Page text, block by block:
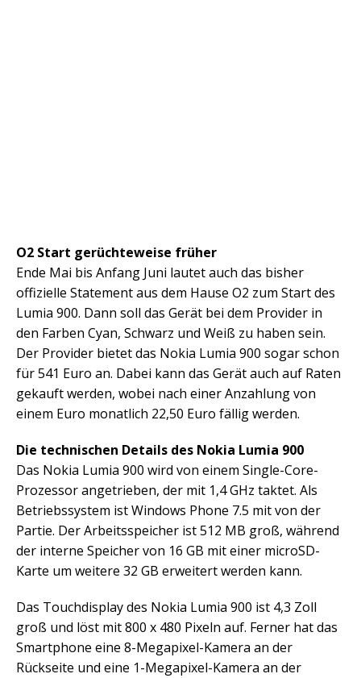
O2 Start gerüchteweise früher
Ende Mai bis Anfang Juni lautet auch das bisher
offizielle Statement aus dem Hause O2 zum Start des
Lumia 900. Dann soll das Gerät bei dem Provider in
den Farben Cyan, Schwarz und Weiß zu haben sein.
Der Provider bietet das Nokia Lumia 900 sogar schon
für 541 Euro an. Dabei kann das Gerät auch auf Raten
gekauft werden, wobei nach einer Anzahlung von
einem Euro monatlich 22,50 Euro fällig werden.
Die technischen Details des Nokia Lumia 900
Das Nokia Lumia 900 wird von einem Single-Core-
Prozessor angetrieben, der mit 1,4 GHz taktet. Als
Betriebssystem ist Windows Phone 7.5 mit von der
Partie. Der Arbeitsspeicher ist 512 MB groß, während
der interne Speicher von 16 GB mit einer microSD-
Karte um weitere 32 GB erweitert werden kann.
Das Touchdisplay des Nokia Lumia 900 ist 4,3 Zoll
groß und löst mit 800 x 480 Pixeln auf. Ferner hat das
Smartphone eine 8-Megapixel-Kamera an der
Rückseite und eine 1-Megapixel-Kamera an der